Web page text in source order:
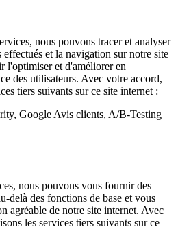
nous pouvons tracer et analyser
et la navigation sur notre site
l'optimiser et d'améliorer en
des utilisateurs. Avec votre accord,
tiers suivants sur ce site internet :
Google Avis clients, A/B-Testing
nous pouvons vous fournir des
delà des fonctions de base et vous
agréable de notre site internet. Avec
les services tiers suivants sur ce